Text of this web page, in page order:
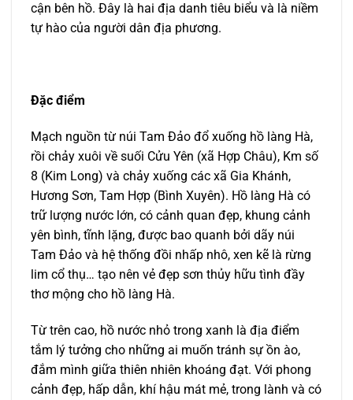
cận bên hồ. Đây là hai địa danh tiêu biểu và là niềm
tự hào của người dân địa phương.
Đặc điểm
Mạch nguồn từ núi Tam Đảo đổ xuống hồ làng Hà,
rồi chảy xuôi về suối Cửu Yên (xã Hợp Châu), Km số
8 (Kim Long) và chảy xuống các xã Gia Khánh,
Hương Sơn, Tam Hợp (Bình Xuyên). Hồ làng Hà có
trữ lượng nước lớn, có cảnh quan đẹp, khung cảnh
yên bình, tĩnh lặng, được bao quanh bởi dãy núi
Tam Đảo và hệ thống đồi nhấp nhô, xen kẽ là rừng
lim cổ thụ… tạo nên vẻ đẹp sơn thủy hữu tình đầy
thơ mộng cho hồ làng Hà.
Từ trên cao, hồ nước nhỏ trong xanh là địa điểm
tắm lý tưởng cho những ai muốn tránh sự ồn ào,
đắm mình giữa thiên nhiên khoáng đạt. Với phong
cảnh đẹp, hấp dẫn, khí hậu mát mẻ, trong lành và có